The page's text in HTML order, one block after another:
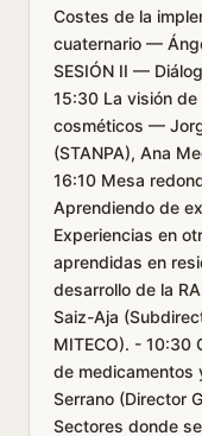
Costes de la
cuaternario —
SESIÓN II —
15:30 La visión
cosméticos —
(STANPA), Ana
16:10 Mesa
Aprendiendo de
Experiencias en
aprendidas en
desarrollo de la
Saiz-Aja
MITECO). - 10:30
de
Serrano (Director
Sectores donde